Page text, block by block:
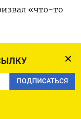
ПОДПИСАТЬСЯ
«что-то
намерена
в том числе
готова